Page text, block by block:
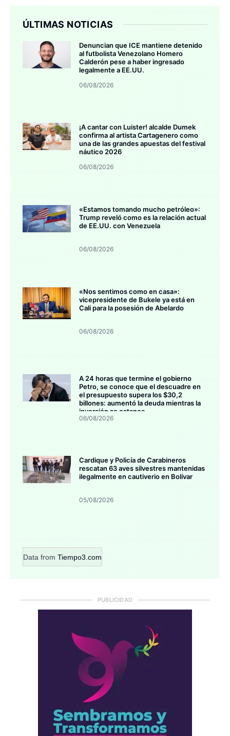
ÚLTIMAS NOTICIAS
Denuncian que ICE mantiene detenido
al futbolista Venezolano Homero
Calderón pese a haber ingresado
legalmente a EE.UU.
06/08/2026
¡A cantar con Luister! alcalde Dumek
confirma al artista Cartagenero como
una de las grandes apuestas del festival
náutico 2026
06/08/2026
«Estamos tomando mucho petróleo»:
Trump reveló como es la relación actual
de EE.UU. con Venezuela
06/08/2026
«Nos sentimos como en casa»:
vicepresidente de Bukele ya está en
Cali para la posesión de Abelardo
06/08/2026
A 24 horas que termine el gobierno
Petro, se conoce que el descuadre en
el presupuesto supera los $30,2
billones: aumentó la deuda mientras la
inversión se estanca
06/08/2026
Cardique y Policía de Carabineros
rescatan 63 aves silvestres mantenidas
ilegalmente en cautiverio en Bolívar
05/08/2026
Data from Tiempo3.com
PUBLICIDAD